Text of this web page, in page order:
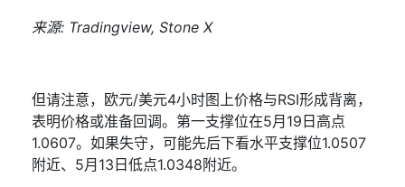
来源: Tradingview, Stone X
但请注意，欧元/美元4小时图上价格与RSI形成背离，
表明价格或准备回调。第一支撑位在5月19日高点
1.0607。如果失守，可能先后下看水平支撑位1.0507
附近、 5月13日低点1.0348附近。